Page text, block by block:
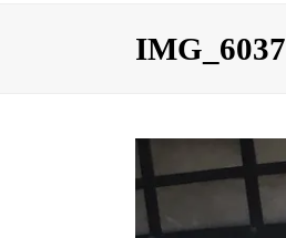
IMG_6037